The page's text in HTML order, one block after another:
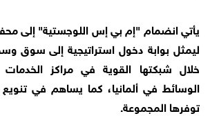
يأتي انضمام "إم بي إس اللوجستية" إلى
ليمثل بوابة دخول استراتيجية إلى سوق
خلال شبكتها القوية في مراكز الخدمات
الوسائط في ألمانيا، كما يساهم في تنويع
توفرها المجموعة.